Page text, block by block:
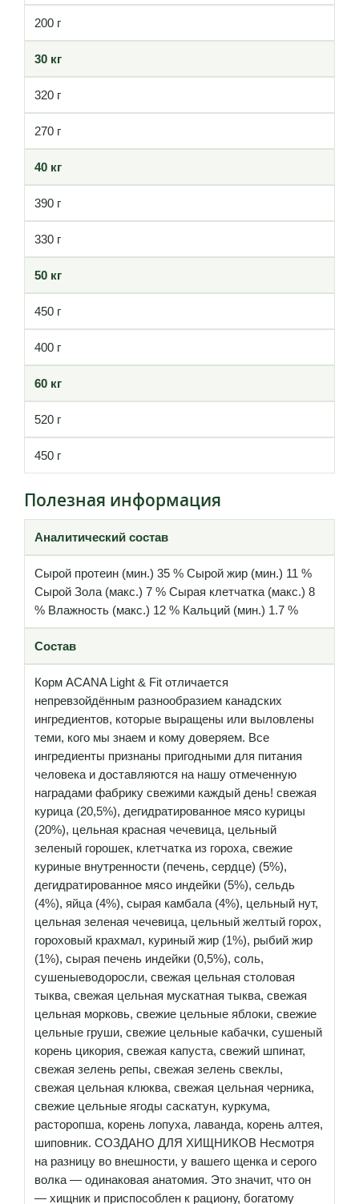
200 г
30 кг
320 г
270 г
40 кг
390 г
330 г
50 кг
450 г
400 г
60 кг
520 г
450 г
Полезная информация
Аналитический состав
Сырой протеин (мин.) 35 % Сырой жир (мин.) 11 %
Сырой Зола (макс.) 7 % Сырая клетчатка (макс.) 8
% Влажность (макс.) 12 % Кальций (мин.) 1.7 %
Состав
Корм ACANA Light & Fit отличается
непревзойдённым разнообразием канадских
ингредиентов, которые выращены или выловлены
теми, кого мы знаем и кому доверяем. Все
ингредиенты признаны пригодными для питания
человека и доставляются на нашу отмеченную
наградами фабрику свежими каждый день! свежая
курица (20,5%), дегидратированное мясо курицы
(20%), цельная красная чечевица, цельный
зеленый горошек, клетчатка из гороха, свежие
куриные внутренности (печень, сердце) (5%),
дегидратированное мясо индейки (5%), сельдь
(4%), яйца (4%), сырая камбала (4%), цельный нут,
цельная зеленая чечевица, цельный желтый горох,
гороховый крахмал, куриный жир (1%), рыбий жир
(1%), сырая печень индейки (0,5%), соль,
сушеныеводоросли, свежая цельная столовая
тыква, свежая цельная мускатная тыква, свежая
цельная морковь, свежие цельные яблоки, свежие
цельные груши, свежие цельные кабачки, сушеный
корень цикория, свежая капуста, свежий шпинат,
свежая зелень репы, свежая зелень свеклы,
свежая цельная клюква, свежая цельная черника,
свежие цельные ягоды саскатун, куркума,
расторопша, корень лопуха, лаванда, корень алтея,
шиповник. СОЗДАНО ДЛЯ ХИЩНИКОВ Несмотря
на разницу во внешности, у вашего щенка и серого
волка — одинаковая анатомия. Это значит, что он
— хищник и приспособлен к рациону, богатому